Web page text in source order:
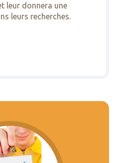
leur donnera une
leurs recherches.